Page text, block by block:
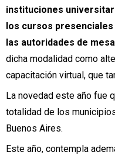
instituciones
los cursos
las autoridades de mesa
dicha modalidad como
capacitación virtual, que
La novedad este año fue
totalidad de los
Buenos Aires.
Este año, contempla